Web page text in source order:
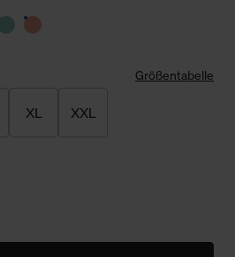
Größentabelle
XL XXL